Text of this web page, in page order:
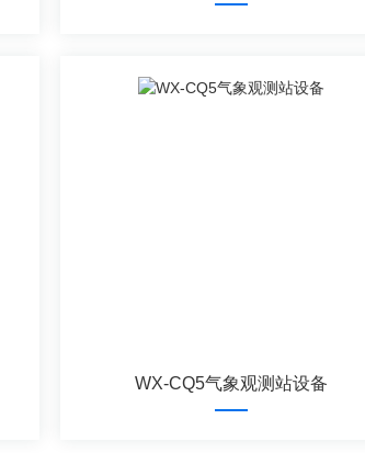
WX-CQ5气象观测站设备